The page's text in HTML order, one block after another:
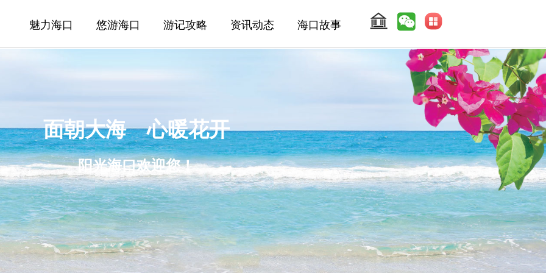
魅力海口 悠游海口 游记攻略 资讯动态 海口故事
面朝大海 心暖花开
阳光海口欢迎您！